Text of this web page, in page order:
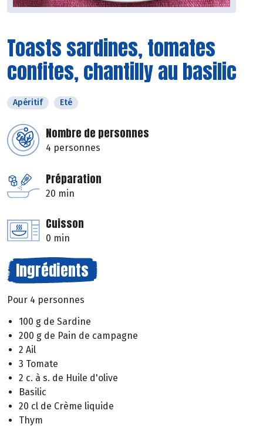
Toasts sardines, tomates
confites, chantilly au basilic
Apéritif Eté
Nombre de personnes
4 personnes
Préparation
20 min
Cuisson
0 min
Ingrédients
Pour 4 personnes
100 g de Sardine
200 g de Pain de campagne
2 Ail
3 Tomate
2 c. à s. de Huile d'olive
Basilic
20 cl de Crème liquide
Thym